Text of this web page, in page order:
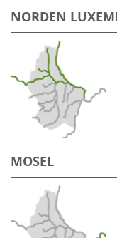
NORDEN
MOSEL